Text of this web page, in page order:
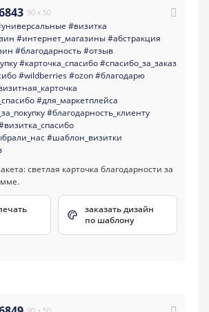
90 x 50
#визитка
#интернет_магазины#абстракция
#благодарность#отзыв
#карточка_спасибо#спасибо_за_заказ
#wildberries#ozon#благодарю
#для_маркетплейса
#благодарность_клиенту
#шаблон_визитки
заказать дизайн
по шаблону